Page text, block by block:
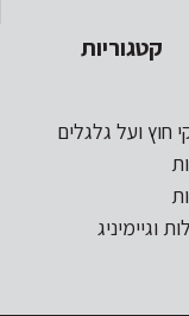
קטגוריות
חוץ ועל גלגלים
וגיימיניג